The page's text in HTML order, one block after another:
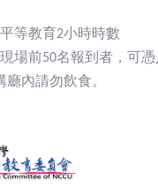
等教育2小時時數
場前50名報到者，可
內請勿飲食。